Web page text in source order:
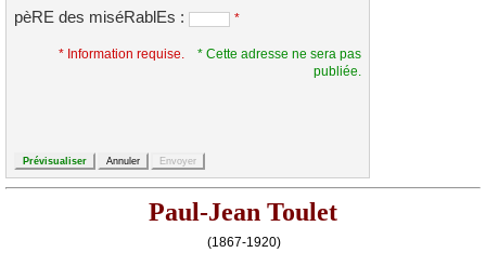
pèRE des miséRablEs : *
* Information requise.
* Cette adresse ne sera pas
publiée.
Paul-Jean Toulet
(1867-1920)